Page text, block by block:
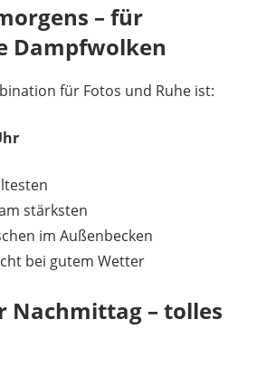
– für
Dampfwolken
für Fotos und Ruhe ist:
stärksten
im Außenbecken
bei gutem Wetter
Nachmittag – tolles